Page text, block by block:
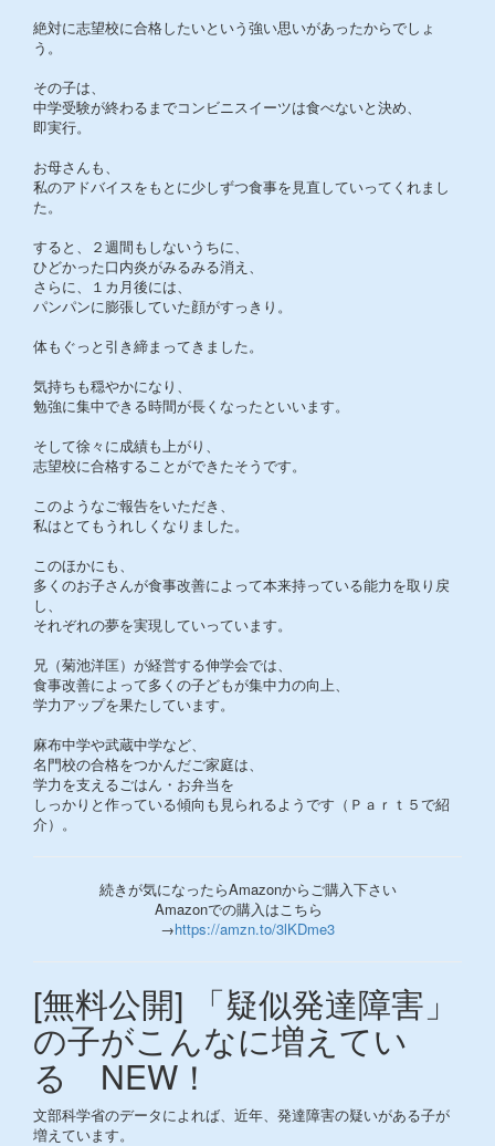
絶対に志望校に合格したいという強い思いがあったからでしょ
う。
その子は、
中学受験が終わるまでコンビニスイーツは食べないと決め、
即実行。
お母さんも、
私のアドバイスをもとに少しずつ食事を見直していってくれまし
た。
すると、２週間もしないうちに、
ひどかった口内炎がみるみる消え、
さらに、１カ月後には、
パンパンに膨張していた顔がすっきり。
体もぐっと引き締まってきました。
気持ちも穏やかになり、
勉強に集中できる時間が長くなったといいます。
そして徐々に成績も上がり、
志望校に合格することができたそうです。
このようなご報告をいただき、
私はとてもうれしくなりました。
このほかにも、
多くのお子さんが食事改善によって本来持っている能力を取り戻
し、
それぞれの夢を実現していっています。
兄（菊池洋匡）が経営する伸学会では、
食事改善によって多くの子どもが集中力の向上、
学力アップを果たしています。
麻布中学や武蔵中学など、
名門校の合格をつかんだご家庭は、
学力を支えるごはん・お弁当を
しっかりと作っている傾向も見られるようです（Ｐａｒｔ５で紹
介）。
続きが気になったらAmazonからご購入下さい
Amazonでの購入はこちら
→https://amzn.to/3lKDme3
[無料公開] 「疑似発達障害」
の子がこんなに増えてい
る NEW！
文部科学省のデータによれば、近年、発達障害の疑いがある子が
増えています。